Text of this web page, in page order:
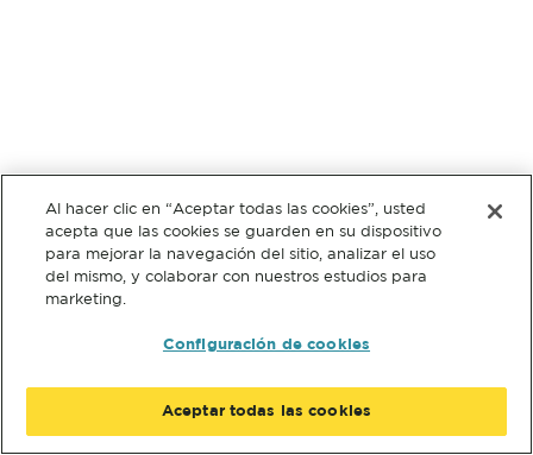
Al hacer clic en “Aceptar todas las cookies”, usted
acepta que las cookies se guarden en su dispositivo
para mejorar la navegación del sitio, analizar el uso
del mismo, y colaborar con nuestros estudios para
marketing.
Configuración de cookies
Aceptar todas las cookies